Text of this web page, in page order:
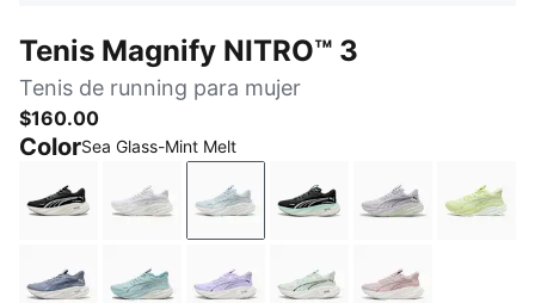
Tenis Magnify NITRO™ 3
Tenis de running para mujer
$160.00
ColorSea Glass-Mint Melt
PUMA Black-PUMA White
PUMA White-PUMA Silver
Sea Glass-Mint Melt
PUMA Black-Mint Melt
Lilac Crush-Apple
Gray Sky-Deep Plum-Vibrant Silver
Fresh Water-Baltic Sea Blue
Light Lavender-PUMA Silver
Sage Glow-Inky Depths
Misty Pink-